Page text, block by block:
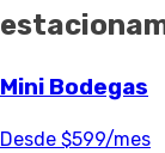
Mini Bodegas
Desde $599/mes